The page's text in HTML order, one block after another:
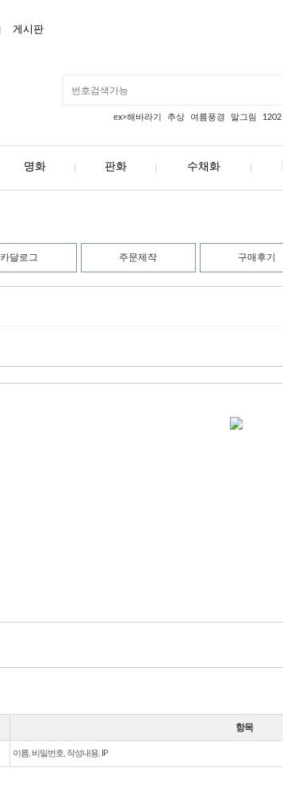
게시판
ex>해바라기 추상 여름풍경 말그림 1202
명화 판화 수채화
카달로그 주문제작 구매후기
항목
이름, 비밀번호, 작성내용, IP